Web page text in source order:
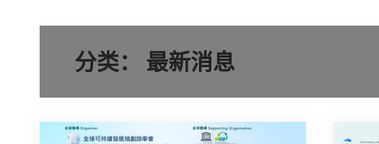
分类： 最新消息